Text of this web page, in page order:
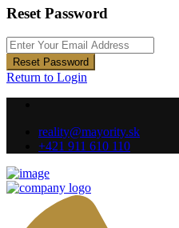
Reset Password
Reset Password
Return to Login
reality@mayority.sk
+421 911 610 110